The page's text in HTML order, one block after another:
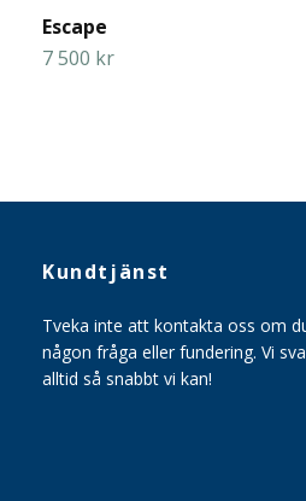
Escape
7 500 kr
Kundtjänst
Tveka inte att kontakta oss om
någon fråga eller fundering. Vi
alltid så snabbt vi kan!